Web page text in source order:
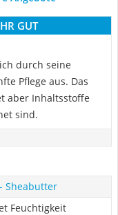
GUT
durch seine
Pflege aus. Das
aber Inhaltsstoffe
sind.
Sheabutter
Feuchtigkeit